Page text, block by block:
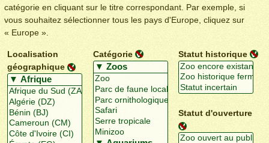
catégorie en cliquant sur le titre correspondant. Par exemple, si
vous souhaitez sélectionner tous les pays d'Europe, cliquez sur
« Europe ».
Localisation
géographique
Catégorie Statut historique
Statut d'ouverture